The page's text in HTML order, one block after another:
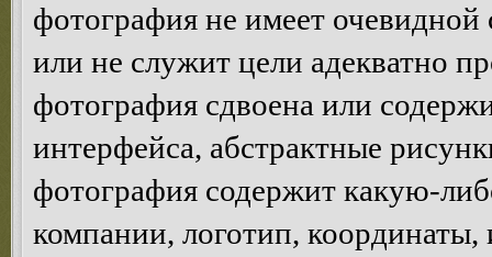
фотография не имеет очевидной
или не служит цели адекватно
фотография сдвоена или
интерфейса, абстрактные
фотография содержит какую-
компании, логотип, координаты,